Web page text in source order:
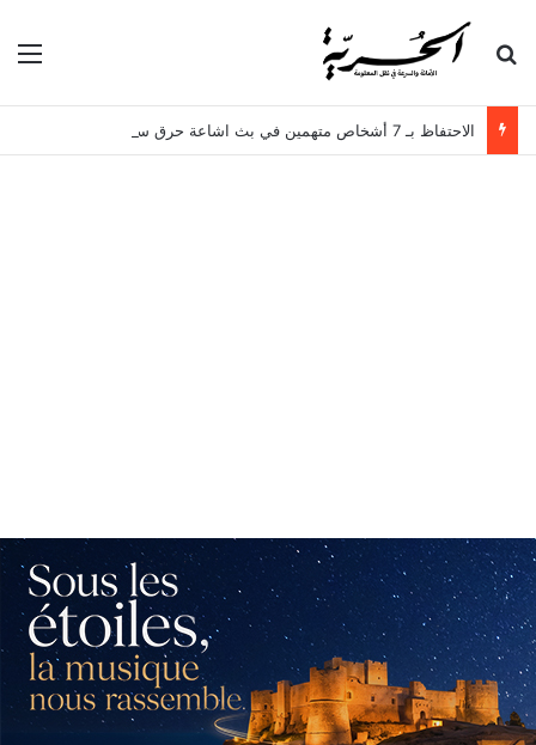
بحث عن
الاحتفاظ بـ 7 أشخاص متهمين في بث اشاعة حرق سجن المسعدين